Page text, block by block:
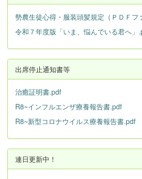
勢農生徒心得・服装頭髪規定（ＰＤＦフ
令和７年度版「いま、悩んでいる君へ」
出席停止通知書等
治癒証明書.pdf
R8~インフルエンザ療養報告書.pdf
R8~新型コロナウイルス療養報告書.pdf
連日更新中！